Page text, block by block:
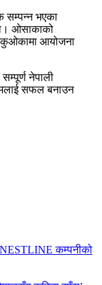
सम्पन्न भएका
ओसाकाको
आयोजना
नेपाली
सफल बनाउन
NESTLINE कम्पनीको